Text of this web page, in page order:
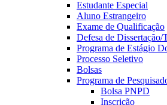
Estudante Especial
Aluno Estrangeiro
Exame de Qualificação
Defesa de Dissertação/
Programa de Estágio
Processo Seletivo
Bolsas
Programa de
Bolsa PNPD
Inscrição